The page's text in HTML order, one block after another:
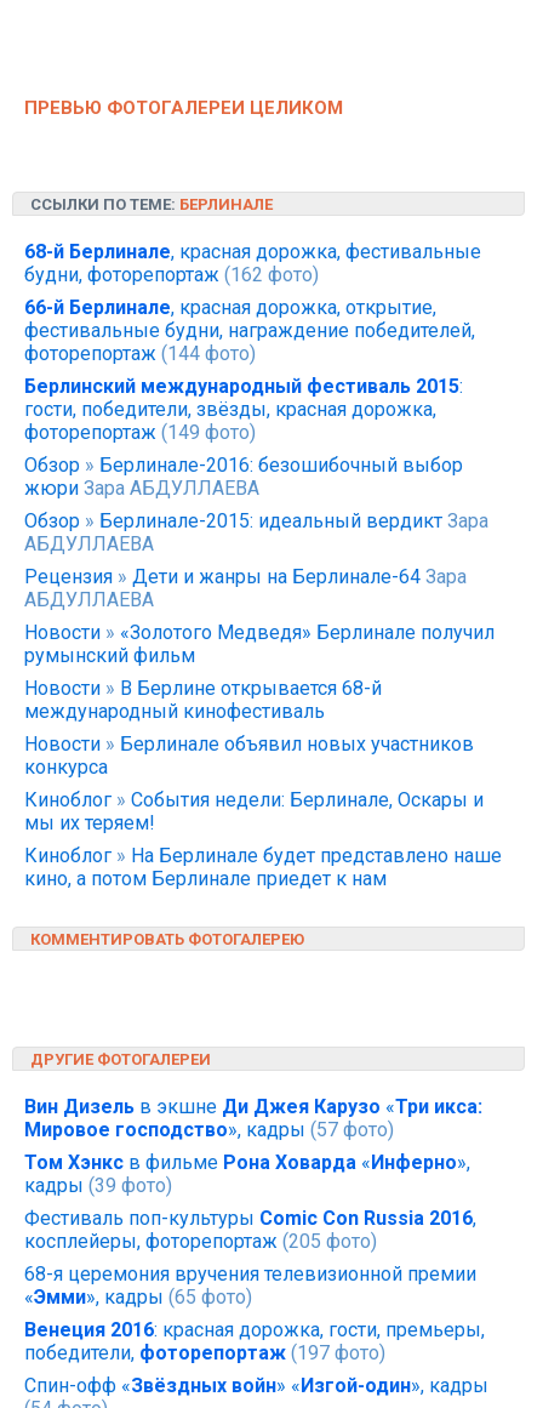
ПРЕВЬЮ ФОТОГАЛЕРЕИ ЦЕЛИКОМ
ССЫЛКИ ПО ТЕМЕ: БЕРЛИНАЛЕ
68-й Берлинале, красная дорожка, фестивальные
будни, фоторепортаж (162 фото)
66-й Берлинале, красная дорожка, открытие,
фестивальные будни, награждение победителей,
фоторепортаж (144 фото)
Берлинский международный фестиваль 2015:
гости, победители, звёзды, красная дорожка,
фоторепортаж (149 фото)
Обзор » Берлинале-2016: безошибочный выбор
жюри Зара АБДУЛЛАЕВА
Обзор » Берлинале-2015: идеальный вердикт Зара
АБДУЛЛАЕВА
Рецензия » Дети и жанры на Берлинале-64 Зара
АБДУЛЛАЕВА
Новости » «Золотого Медведя» Берлинале получил
румынский фильм
Новости » В Берлине открывается 68-й
международный кинофестиваль
Новости » Берлинале объявил новых участников
конкурса
Киноблог » События недели: Берлинале, Оскары и
мы их теряем!
Киноблог » На Берлинале будет представлено наше
кино, а потом Берлинале приедет к нам
КОММЕНТИРОВАТЬ ФОТОГАЛЕРЕЮ
ДРУГИЕ ФОТОГАЛЕРЕИ
Вин Дизель в экшне Ди Джея Карузо «Три икса:
Мировое господство», кадры (57 фото)
Том Хэнкс в фильме Рона Ховарда «Инферно»,
кадры (39 фото)
Фестиваль поп-культуры Comic Con Russia 2016,
косплейеры, фоторепортаж (205 фото)
68-я церемония вручения телевизионной премии
«Эмми», кадры (65 фото)
Венеция 2016: красная дорожка, гости, премьеры,
победители, фоторепортаж (197 фото)
Спин-офф «Звёздных войн» «Изгой-один», кадры